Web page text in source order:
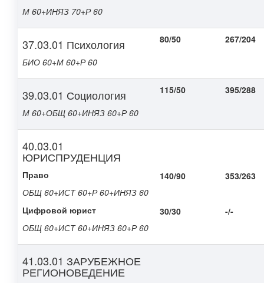
М 60+ИНЯЗ 70+Р 60
37.03.01 Психология
БИО 60+М 60+Р 60
80/50 267/204
39.03.01 Социология
М 60+ОБЩ 60+ИНЯЗ 60+Р 60
115/50 395/288
40.03.01
ЮРИСПРУДЕНЦИЯ
Право
ОБЩ 60+ИСТ 60+Р 60+ИНЯЗ 60
Цифровой юрист
ОБЩ 60+ИСТ 60+ИНЯЗ 60+Р 60
140/90
30/30
353/263
-/-
41.03.01 ЗАРУБЕЖНОЕ
РЕГИОНОВЕДЕНИЕ